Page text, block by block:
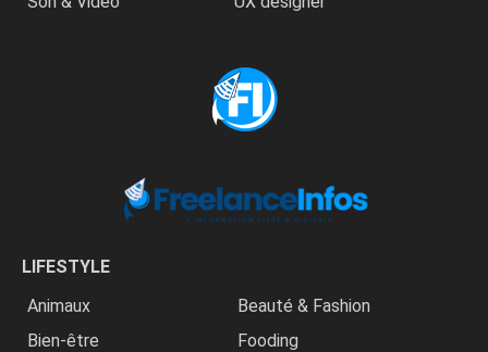
LIFESTYLE
Animaux
Beauté & Fashion
Bien-être
Fooding